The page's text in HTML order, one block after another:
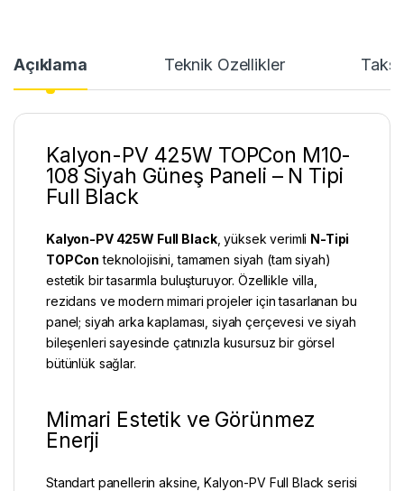
Açıklama Teknik Özellikler
Kalyon-PV 425W TOPCon M10-
108 Siyah Güneş Paneli – N Tipi
Full Black
Kalyon-PV 425W Full Black, yüksek verimli N-Tipi
TOPCon teknolojisini, tamamen siyah (tam siyah)
estetik bir tasarımla buluşturuyor. Özellikle villa,
rezidans ve modern mimari projeler için tasarlanan bu
panel; siyah arka kaplaması, siyah çerçevesi ve siyah
bileşenleri sayesinde çatınızla kusursuz bir görsel
bütünlük sağlar.
Mimari Estetik ve Görünmez
Enerji
Standart panellerin aksine, Kalyon-PV Full Black serisi